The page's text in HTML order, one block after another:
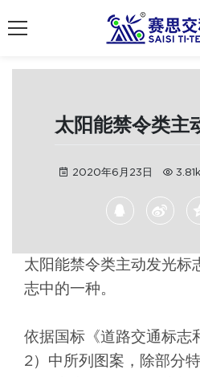
太阳能禁令类主
2020年6月23日
太阳能禁令类主动发光标
志中的一种。
依据国标《道路交通标志
2）中所列图案，除部分